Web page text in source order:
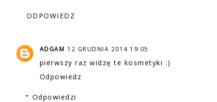
ODPOWIEDZ
ADGAM 12 GRUDNIA 2014 19:05
pierwszy raz widzę te kosmetyki :)
Odpowiedz
Odpowiedzi